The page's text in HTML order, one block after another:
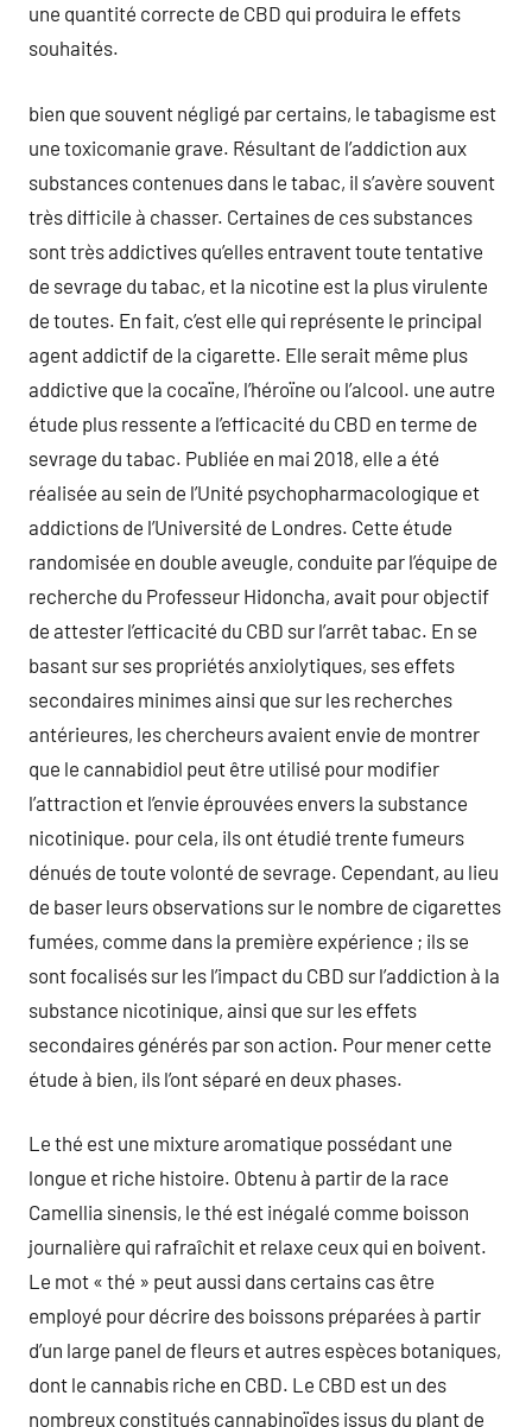
une quantité correcte de CBD qui produira le effets
souhaités.
bien que souvent négligé par certains, le tabagisme est
une toxicomanie grave. Résultant de l’addiction aux
substances contenues dans le tabac, il s’avère souvent
très difficile à chasser. Certaines de ces substances
sont très addictives qu’elles entravent toute tentative
de sevrage du tabac, et la nicotine est la plus virulente
de toutes. En fait, c’est elle qui représente le principal
agent addictif de la cigarette. Elle serait même plus
addictive que la cocaïne, l’héroïne ou l’alcool. une autre
étude plus ressente a l’efficacité du CBD en terme de
sevrage du tabac. Publiée en mai 2018, elle a été
réalisée au sein de l’Unité psychopharmacologique et
addictions de l’Université de Londres. Cette étude
randomisée en double aveugle, conduite par l’équipe de
recherche du Professeur Hidoncha, avait pour objectif
de attester l’efficacité du CBD sur l’arrêt tabac. En se
basant sur ses propriétés anxiolytiques, ses effets
secondaires minimes ainsi que sur les recherches
antérieures, les chercheurs avaient envie de montrer
que le cannabidiol peut être utilisé pour modifier
l’attraction et l’envie éprouvées envers la substance
nicotinique. pour cela, ils ont étudié trente fumeurs
dénués de toute volonté de sevrage. Cependant, au lieu
de baser leurs observations sur le nombre de cigarettes
fumées, comme dans la première expérience ; ils se
sont focalisés sur les l’impact du CBD sur l’addiction à la
substance nicotinique, ainsi que sur les effets
secondaires générés par son action. Pour mener cette
étude à bien, ils l’ont séparé en deux phases.
Le thé est une mixture aromatique possédant une
longue et riche histoire. Obtenu à partir de la race
Camellia sinensis, le thé est inégalé comme boisson
journalière qui rafraîchit et relaxe ceux qui en boivent.
Le mot « thé » peut aussi dans certains cas être
employé pour décrire des boissons préparées à partir
d’un large panel de fleurs et autres espèces botaniques,
dont le cannabis riche en CBD. Le CBD est un des
nombreux constitués cannabinoïdes issus du plant de